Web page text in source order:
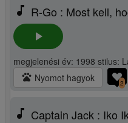
music_note R-Go : Most kell,
play_arrow
megjelenési év: 1998 stilus:
pets Nyomot hagyok 2
music_note Captain Jack : Iko